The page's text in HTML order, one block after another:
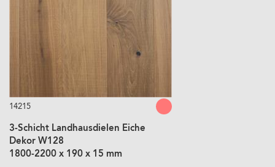
14215
3-Schicht Landhausdielen Eiche
Dekor W128
1800-2200 x 190 x 15 mm